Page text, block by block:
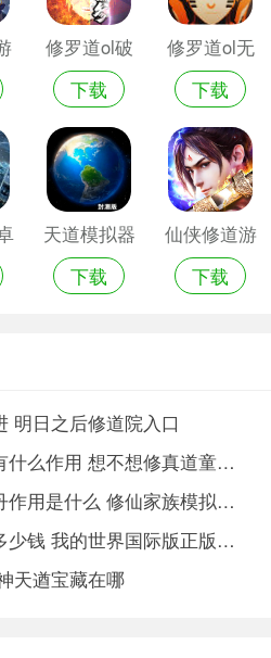
修罗道ol破
解版
下载
修罗道ol无
限钻石破解
版
下载
天道模拟器
修改版
下载
仙侠修道游
戏
下载
明日之后修道院入口
想不想修真道童清墨有什么作用 想不想修真道童清墨作用介绍
修仙家族模拟器道韵丹作用是什么 修仙家族模拟器道韵丹作用说明
我的世界国际版正版多少钱 我的世界国际版正版价格
天遒宝藏在哪